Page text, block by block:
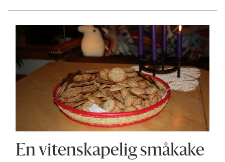
En vitenskapelig småkake